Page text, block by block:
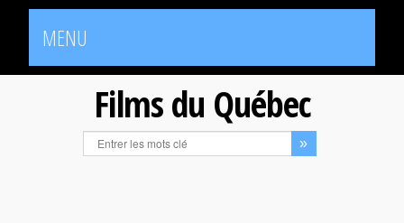
MENU
Films du Québec